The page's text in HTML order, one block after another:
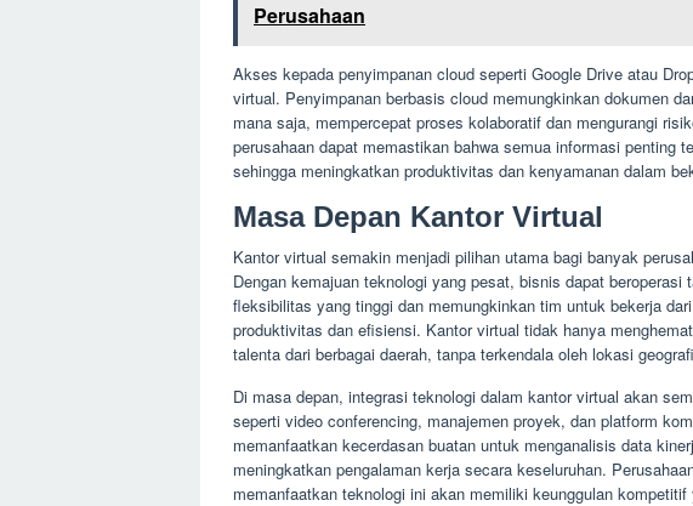
Perusahaan
Akses kepada penyimpanan cloud seperti Google Drive atau
virtual. Penyimpanan berbasis cloud memungkinkan dokumen
mana saja, mempercepat proses kolaboratif dan mengurangi
perusahaan dapat memastikan bahwa semua informasi penting
sehingga meningkatkan produktivitas dan kenyamanan dalam
Masa Depan Kantor Virtual
Kantor virtual semakin menjadi pilihan utama bagi banyak
Dengan kemajuan teknologi yang pesat, bisnis dapat
fleksibilitas yang tinggi dan memungkinkan tim untuk bekerja
produktivitas dan efisiensi. Kantor virtual tidak hanya
talenta dari berbagai daerah, tanpa terkendala oleh lokasi
Di masa depan, integrasi teknologi dalam kantor virtual akan
seperti video conferencing, manajemen proyek, dan platform
memanfaatkan kecerdasan buatan untuk menganalisis data
meningkatkan pengalaman kerja secara keseluruhan.
memanfaatkan teknologi ini akan memiliki keunggulan kompetitif